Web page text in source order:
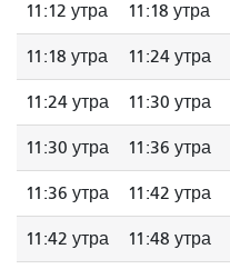
11:12 утра 11:18 утра
11:18 утра 11:24 утра
11:24 утра 11:30 утра
11:30 утра 11:36 утра
11:36 утра 11:42 утра
11:42 утра 11:48 утра